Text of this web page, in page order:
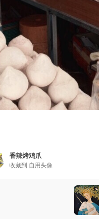
香辣烤鸡爪
收藏到 自用头像